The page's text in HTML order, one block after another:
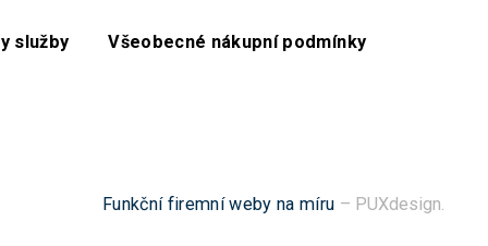
služby Všeobecné nákupní podmínky
Funkční firemní weby na míru – PUXdesign.